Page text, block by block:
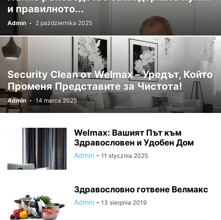
и правилното...
Admin - 2 października 2025
Security Clean от Welmax – Уредът, Който
Променя Представите за Чистота!
Admin - 14 marca 2025
Welmax: Вашият Път към
Здравословен и Удобен Дом
Admin - 11 stycznia 2025
Здравословно готвене Велмакс
Admin - 13 sierpnia 2019